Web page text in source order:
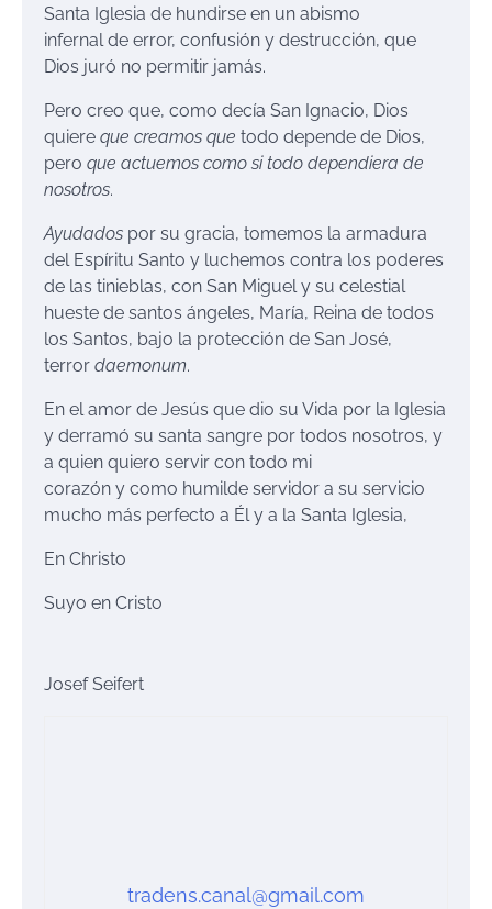
Santa Iglesia de hundirse en un abismo
infernal de error, confusión y destrucción, que
Dios juró no permitir jamás.
Pero creo que, como decía San Ignacio, Dios
quiere que creamos que todo depende de Dios,
pero que actuemos como si todo dependiera de
nosotros.
Ayudados por su gracia, tomemos la armadura
del Espíritu Santo y luchemos contra los poderes
de las tinieblas, con San Miguel y su celestial
hueste de santos ángeles, María, Reina de todos
los Santos, bajo la protección de San José,
terror daemonum.
En el amor de Jesús que dio su Vida por la Iglesia
y derramó su santa sangre por todos nosotros, y
a quien quiero servir con todo mi
corazón y como humilde servidor a su servicio
mucho más perfecto a Él y a la Santa Iglesia,
En Christo
Suyo en Cristo
Josef Seifert
tradens.canal@gmail.com